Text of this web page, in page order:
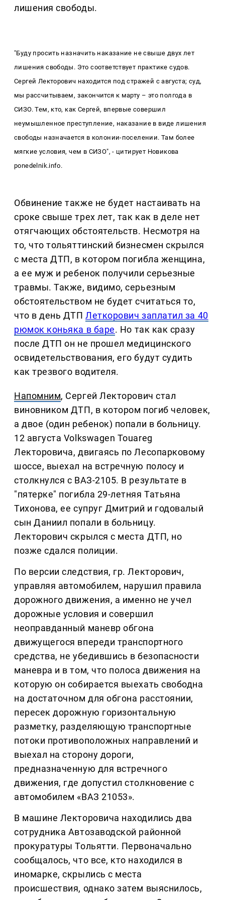
лишения свободы.
"Буду просить назначить наказание не свыше двух лет
лишения свободы. Это соответствует практике судов.
Сергей Лекторович находится под стражей с августа; суд,
мы рассчитываем, закончится к марту – это полгода в
СИЗО. Тем, кто, как Сергей, впервые совершил
неумышленное преступление, наказание в виде лишения
свободы назначается в колонии-поселении. Там более
мягкие условия, чем в СИЗО", - цитирует Новикова
ponedelnik.info.
Обвинение также не будет настаивать на
сроке свыше трех лет, так как в деле нет
отягчающих обстоятельств. Несмотря на
то, что тольяттинский бизнесмен скрылся
с места ДТП, в котором погибла женщина,
а ее муж и ребенок получили серьезные
травмы. Также, видимо, серьезным
обстоятельством не будет считаться то,
что в день ДТПЛеткорович заплатил за 40
рюмок коньяка в баре. Но так как сразу
после ДТП он не прошел медицинского
освидетельствования, его будут судить
как трезвого водителя.
Напомним, Сергей Лекторович стал
виновником ДТП, в котором погиб человек,
а двое (один ребенок) попали в больницу.
12 августа Volkswagen Touareg
Лекторовича, двигаясь по Лесопарковому
шоссе, выехал на встречную полосу и
столкнулся с ВАЗ-2105. В результате в
"пятерке" погибла 29-летняя Татьяна
Тихонова, ее супруг Дмитрий и годовалый
сын Даниил попали в больницу.
Лекторович скрылся с места ДТП, но
позже сдался полиции.
По версии следствия, гр. Лекторович,
управляя автомобилем, нарушил правила
дорожного движения, а именно не учел
дорожные условия и совершил
неоправданный маневр обгона
движущегося впереди транспортного
средства, не убедившись в безопасности
маневра и в том, что полоса движения на
которую он собирается выехать свободна
на достаточном для обгона расстоянии,
пересек дорожную горизонтальную
разметку, разделяющую транспортные
потоки противоположных направлений и
выехал на сторону дороги,
предназначенную для встречного
движения, где допустил столкновение с
автомобилем «ВАЗ 21053».
В машине Лекторовича находились два
сотрудника Автозаводской районной
прокуратуры Тольятти. Первоначально
сообщалось, что все, кто находился в
иномарке, скрылись с места
происшествия, однако затем выяснилось,